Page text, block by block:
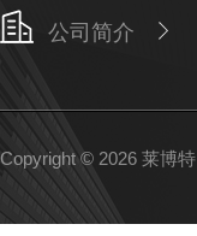
公司简介
Copyright © 2026 莱博